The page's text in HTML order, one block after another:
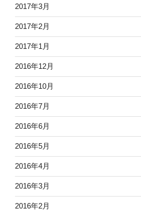
2017年3月
2017年2月
2017年1月
2016年12月
2016年10月
2016年7月
2016年6月
2016年5月
2016年4月
2016年3月
2016年2月